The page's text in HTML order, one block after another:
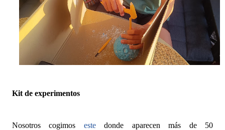
Kit de experimentos
Nosotros cogimos estedonde aparecen más de 50